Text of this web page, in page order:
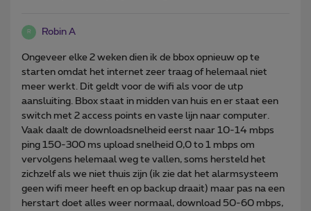
R Robin A
Ongeveer elke 2 weken dien ik de bbox opnieuw op te
starten omdat het internet zeer traag of helemaal niet
meer werkt. Dit geldt voor de wifi als voor de utp
aansluiting. Bbox staat in midden van huis en er staat een
switch met 2 access points en vaste lijn naar computer.
Vaak daalt de downloadsnelheid eerst naar 10-14 mbps
ping 150-300 ms upload snelheid 0,0 to 1 mbps om
vervolgens helemaal weg te vallen, soms hersteld het
zichzelf als we niet thuis zijn (ik zie dat het alarmsysteem
geen wifi meer heeft en op backup draait) maar pas na een
herstart doet alles weer normaal, download 50-60 mbps,